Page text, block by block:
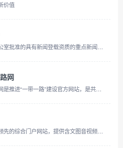
价值
国务院新闻办公室批准的具有新闻登载资质的重点新闻网站
网
中国一带一路网是推进“一带一路”建设官方网站，是共建“一带一路”倡议重要政策最权威的解读平台、重要即时信息最准确的发布平台、企业经贸流通的便利服务平台、沿线人文交流和旅游合作的重要展示平台。
凤凰网是中国领先的综合门户网站，提供含文图音视频的全方位综合新闻资讯、深度访谈、观点评论、财经产品、互动应用、分享社区等服务，同时与凤凰无线、凤凰宽频形成三屏联动，为全球主流华人提供互联网、无线通信、电视网三网融合无缝衔接的新媒体优质体验。